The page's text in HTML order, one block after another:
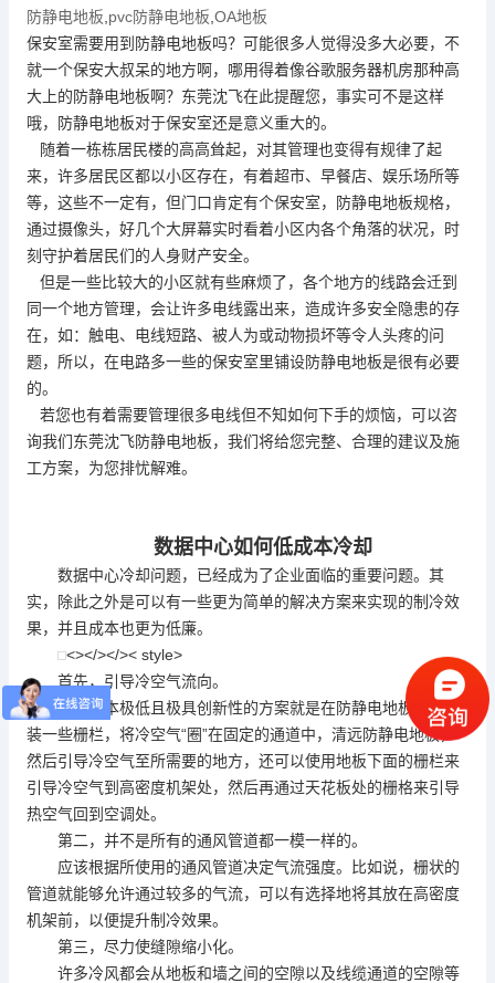
防静电地板 pvc防静电地板 OA地板
保安室需要用到 防静电地板吗？可能很多人觉得没多大必要，不
就一个保安大叔呆的地方啊，哪用得着像谷歌服务器机房那种高
大上的防静电地板啊？东莞沈飞在此提醒您，事实可不是这样
哦，
防静电地板对于保安室还是意义重大的。
随着一栋栋居民楼的高高耸起，对其管理也变得有规律了起
来，许多居民区都以小区存在，有着超市、早餐店、娱乐场所等
等，这些不一定有，但门口肯定有个保安室，
防静电地板规格，
通过摄像头，好几个大屏幕实时看着小区内各个角落的状况，时
刻守护着居民们的人身财产安全。
但是一些比较大的小区就有些麻烦了，各个地方的线路会迁到
同一个地方管理，会让许多电线露出来，造成许多安全隐患的存
在，如：触电、电线短路、被人为或动物损坏等令人头疼的问
题，所以，在电路多一些的保安室里铺设防静电地板是很有必要
的。
若您也有着需要管理很多电线但不知如何下手的烦恼，可以咨
询我们东莞沈飞防静电地板，我们将给您完整、合理的建议及施
工方案，为您排忧解难。
数据中心如何低成本冷却
数据中心冷却问题，已经成为了企业面临的重要问题。其
实，除此之外是可以有一些更为简单的解决方案来实现的制冷效
果，并且成本也更为低廉。
<></></>< style>
首先，引导冷空气流向。
一个成本极低且极具创新性的方案就是在防静电地板
下面安
装一些栅栏，将冷空气“圈”在固定的通道中，清远防静电地板
然后引导冷空气至所需要的地方，还可以使用地板下面的栅栏来
引导冷空气到高密度机架处，然后再通过天花板处的栅格来引导
热空气回到空调处。
第二，并不是所有的通风管道都一模一样的。
应该根据所使用的通风管道决定气流强度。比如说，栅状的
管道就能够允许通过较多的气流，可以有选择地将其放在高密度
机架前，以便提升制冷效果。
第三，尽力使缝隙缩小化。
许多冷风都会从地板和墙之间的空隙以及线缆通道的空隙等